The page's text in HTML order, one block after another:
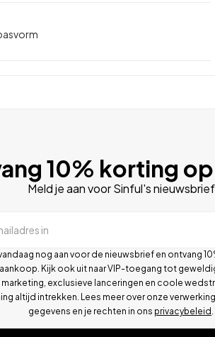
10% korting
Meld je aan voor Sinful's nieuwsbrief
in
nog aan voor de nieuwsbrief en ontvang
Kijk ook uit naar VIP-toegang tot
exclusieve lanceringen en coole
altijd intrekken. Lees meer over onze
gegevens en je rechten in ons privacybeleid